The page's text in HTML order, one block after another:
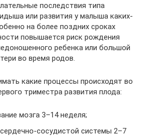
последствия типа
или развития у малыша каких-
на более поздних сроках
повышается риск рождения
ребенка или большой
во время родов.
какие процессы происходят во
триместра развития плода:
мозга 3–14 неделя;
сосудистой системы 2–7